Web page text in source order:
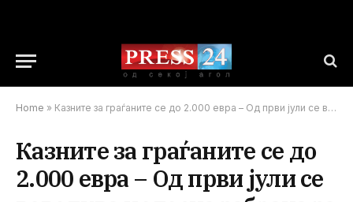
Home » Казните за граѓаните се до 2.000 евра – Од први јули се воведува целосна забрана за движење во шумите
Казните за граѓаните се до
2.000 евра – Од први јули се